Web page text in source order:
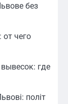
без
чего
где
політ